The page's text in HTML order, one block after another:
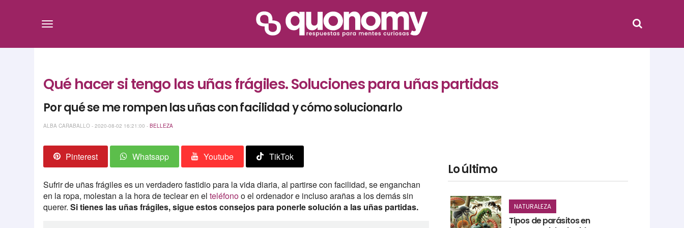
Qué hacer si tengo las uñas frágiles. Soluciones para uñas partidas
Por qué se me rompen las uñas con facilidad y cómo solucionarlo
ALBA CARABALLO - 2020-08-02 16:21:00 -BELLEZA
Pinterest Whatsapp Youtube TikTok
Sufrir de uñas frágiles es un verdadero fastidio para la vida diaria, al partirse con facilidad, se enganchan
en la ropa, molestan a la hora de teclear en elteléfonoo el ordenador e incluso arañas a los demás sin
querer.Si tienes las uñas frágiles, sigue estos consejos para ponerle solución a las uñas partidas.
Lo último
NATURALEZA
Tipos de parásitos en